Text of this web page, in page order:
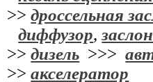
>>дроссельная
диффузор,
>>дизель >>>
>>акселератор